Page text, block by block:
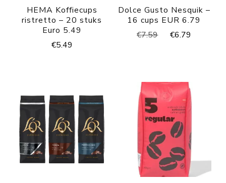
HEMA Koffiecups
ristretto – 20 stuks
Euro 5.49
€5.49
Dolce Gusto Nesquik –
16 cups EUR 6.79
€7.59
Oorspronkelijke
€6.79